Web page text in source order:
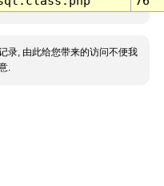
录, 由此给您带来的访问不便我
.